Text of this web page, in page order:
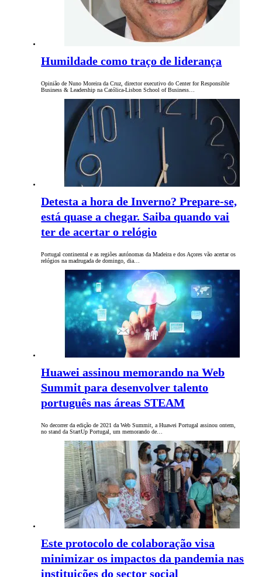
Humildade como traço de liderança
Opinião de Nuno Moreira da Cruz, director executivo do Center for Responsible
Business & Leadership na Católica-Lisbon School of Business…
Detesta a hora de Inverno? Prepare-se,
está quase a chegar. Saiba quando vai
ter de acertar o relógio
Portugal continental e as regiões autónomas da Madeira e dos Açores vão acertar os
relógios na madrugada de domingo, dia…
Huawei assinou memorando na Web
Summit para desenvolver talento
português nas áreas STEAM
No decorrer da edição de 2021 da Web Summit, a Huawei Portugal assinou ontem,
no stand da StartUp Portugal, um memorando de…
Este protocolo de colaboração visa
minimizar os impactos da pandemia nas
instituições do sector social